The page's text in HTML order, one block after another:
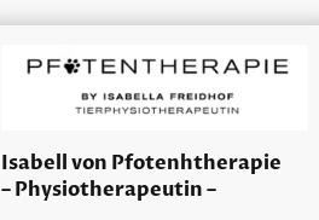
Isabell von Pfotenhtherapie
– Physiotherapeutin –